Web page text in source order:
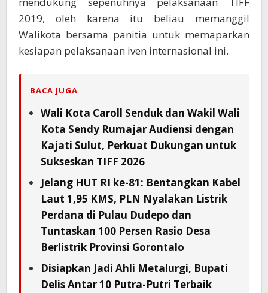
2019, oleh karena itu beliau memanggil
Walikota bersama panitia untuk memaparkan
kesiapan pelaksanaan iven internasional ini.
BACA JUGA
Wali Kota Caroll Senduk dan Wakil Wali
Kota Sendy Rumajar Audiensi dengan
Kajati Sulut, Perkuat Dukungan untuk
Sukseskan TIFF 2026
Jelang HUT RI ke-81: Bentangkan Kabel
Laut 1,95 KMS, PLN Nyalakan Listrik
Perdana di Pulau Dudepo dan
Tuntaskan 100 Persen Rasio Desa
Berlistrik Provinsi Gorontalo
Disiapkan Jadi Ahli Metalurgi, Bupati
Delis Antar 10 Putra-Putri Terbaik